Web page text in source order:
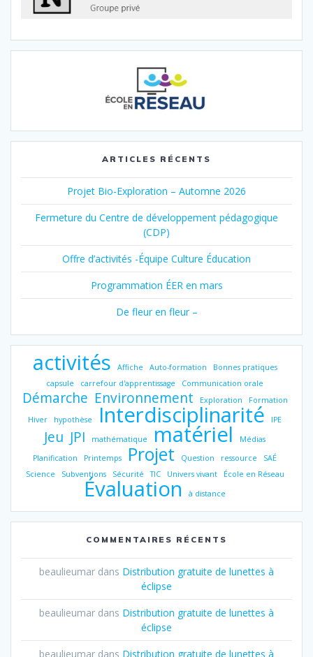
ARTICLES RÉCENTS
Projet Bio-Exploration – Automne 2026
Fermeture du Centre de développement pédagogique
(CDP)
Offre d’activités -Équipe Culture Éducation
Programmation ÉER en mars
De fleur en fleur –
activités Affiche Auto-formation
Bonnes pratiques
capsule
carrefour d'apprentissage Communication orale
Démarche Environnement Exploration
Formation
Hiver
hypothèse Interdisciplinarité IPE
Jeu JPI mathématique matériel
Médias
Planification
Printemps Projet Question ressource
SAÉ
Science
Subventions Sécurité TIC Univers vivant École en Réseau
Évaluation à distance
COMMENTAIRES RÉCENTS
beaulieumar dans Distribution gratuite de lunettes à
éclipse
beaulieumar dans Distribution gratuite de lunettes à
éclipse
beaulieumar dans Distribution gratuite de lunettes à